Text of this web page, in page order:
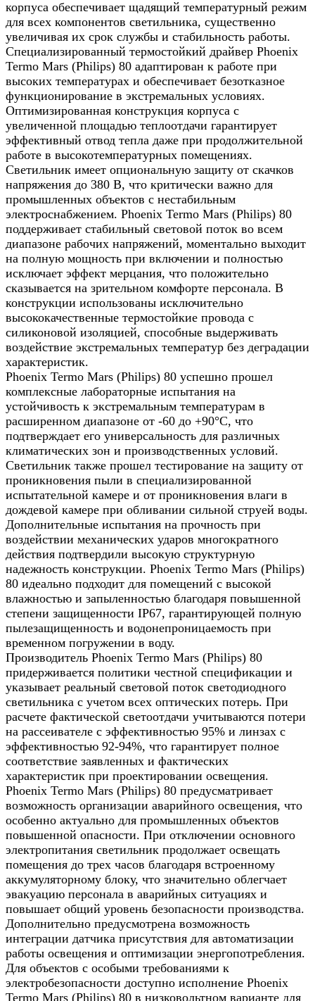
корпуса обеспечивает щадящий температурный режим
для всех компонентов светильника, существенно
увеличивая их срок службы и стабильность работы.
Специализированный термостойкий драйвер Phoenix
Termo Mars (Philips) 80 адаптирован к работе при
высоких температурах и обеспечивает безотказное
функционирование в экстремальных условиях.
Оптимизированная конструкция корпуса с
увеличенной площадью теплоотдачи гарантирует
эффективный отвод тепла даже при продолжительной
работе в высокотемпературных помещениях.
Светильник имеет опциональную защиту от скачков
напряжения до 380 В, что критически важно для
промышленных объектов с нестабильным
электроснабжением. Phoenix Termo Mars (Philips) 80
поддерживает стабильный световой поток во всем
диапазоне рабочих напряжений, моментально выходит
на полную мощность при включении и полностью
исключает эффект мерцания, что положительно
сказывается на зрительном комфорте персонала. В
конструкции использованы исключительно
высококачественные термостойкие провода с
силиконовой изоляцией, способные выдерживать
воздействие экстремальных температур без деградации
характеристик.
Phoenix Termo Mars (Philips) 80 успешно прошел
комплексные лабораторные испытания на
устойчивость к экстремальным температурам в
расширенном диапазоне от -60 до +90°С, что
подтверждает его универсальность для различных
климатических зон и производственных условий.
Светильник также прошел тестирование на защиту от
проникновения пыли в специализированной
испытательной камере и от проникновения влаги в
дождевой камере при обливании сильной струей воды.
Дополнительные испытания на прочность при
воздействии механических ударов многократного
действия подтвердили высокую структурную
надежность конструкции. Phoenix Termo Mars (Philips)
80 идеально подходит для помещений с высокой
влажностью и запыленностью благодаря повышенной
степени защищенности IP67, гарантирующей полную
пылезащищенность и водонепроницаемость при
временном погружении в воду.
Производитель Phoenix Termo Mars (Philips) 80
придерживается политики честной спецификации и
указывает реальный световой поток светодиодного
светильника с учетом всех оптических потерь. При
расчете фактической светоотдачи учитываются потери
на рассеивателе с эффективностью 95% и линзах с
эффективностью 92-94%, что гарантирует полное
соответствие заявленных и фактических
характеристик при проектировании освещения.
Phoenix Termo Mars (Philips) 80 предусматривает
возможность организации аварийного освещения, что
особенно актуально для промышленных объектов
повышенной опасности. При отключении основного
электропитания светильник продолжает освещать
помещения до трех часов благодаря встроенному
аккумуляторному блоку, что значительно облегчает
эвакуацию персонала в аварийных ситуациях и
повышает общий уровень безопасности производства.
Дополнительно предусмотрена возможность
интеграции датчика присутствия для автоматизации
работы освещения и оптимизации энергопотребления.
Для объектов с особыми требованиями к
электробезопасности доступно исполнение Phoenix
Termo Mars (Philips) 80 в низковольтном варианте для